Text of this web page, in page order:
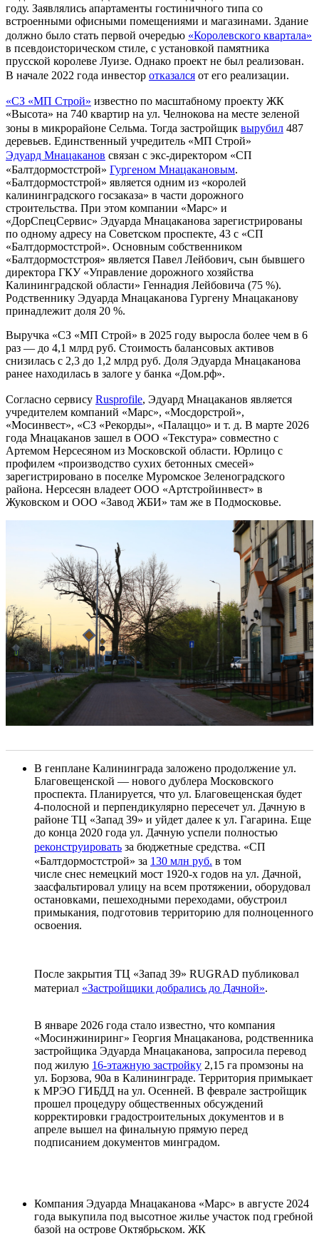
году. Заявлялись апартаменты гостиничного типа со
встроенными офисными помещениями и магазинами. Здание
должно было стать первой очередью «Королевского квартала»
в псевдоисторическом стиле, с установкой памятника
прусской королеве Луизе. Однако проект не был реализован.
В начале 2022 года инвестор отказался от его реализации.
«СЗ «МП Строй» известно по масштабному проекту ЖК
«Высота» на 740 квартир на ул. Челнокова на месте зеленой
зоны в микрорайоне Сельма. Тогда застройщик вырубил 487
деревьев. Единственный учредитель «МП Строй»
Эдуард Мнацаканов связан с экс-директором «СП
«Балтдормостстрой» Гургеном Мнацакановым.
«Балтдормостстрой» является одним из «королей
калининградского госзаказа» в части дорожного
строительства. При этом компании «Марс» и
«ДорСпецСервис» Эдуарда Мнацаканова зарегистрированы
по одному адресу на Советском проспекте, 43 с «СП
«Балтдормостстрой». Основным собственником
«Балтдормостстроя» является Павел Лейбович, сын бывшего
директора ГКУ «Управление дорожного хозяйства
Калининградской области» Геннадия Лейбовича (75 %).
Родственнику Эдуарда Мнацаканова Гургену Мнацаканову
принадлежит доля 20 %.
Выручка «СЗ «МП Строй» в 2025 году выросла более чем в 6
раз — до 4,1 млрд руб. Стоимость балансовых активов
снизилась с 2,3 до 1,2 млрд руб. Доля Эдуарда Мнацаканова
ранее находилась в залоге у банка «Дом.рф».
Согласно сервису Rusprofile, Эдуард Мнацаканов является
учредителем компаний «Марс», «Мосдорстрой»,
«Мосинвест», «СЗ «Рекорды», «Палаццо» и т. д. В марте 2026
года Мнацаканов зашел в ООО «Текстура» совместно с
Артемом Нерсесяном из Московской области. Юрлицо с
профилем «производство сухих бетонных смесей»
зарегистрировано в поселке Муромское Зеленоградского
района. Нерсесян владеет ООО «Артстройинвест» в
Жуковском и ООО «Завод ЖБИ» там же в Подмосковье.
В генплане Калининграда заложено продолжение ул.
Благовещенской — нового дублера Московского
проспекта. Планируется, что ул. Благовещенская будет
4-полосной и перпендикулярно пересечет ул. Дачную в
районе ТЦ «Запад 39» и уйдет далее к ул. Гагарина. Еще
до конца 2020 года ул. Дачную успели полностью
реконструировать за бюджетные средства. «СП
«Балтдормостстрой» за 130 млн руб. в том
числе снес немецкий мост 1920-х годов на ул. Дачной,
заасфальтировал улицу на всем протяжении, оборудовал
остановками, пешеходными переходами, обустроил
примыкания, подготовив территорию для полноценного
освоения.
После закрытия ТЦ «Запад 39» RUGRAD публиковал
материал «Застройщики добрались до Дачной».
В январе 2026 года стало известно, что компания
«Мосинжиниринг» Георгия Мнацаканова, родственника
застройщика Эдуарда Мнацаканова, запросила перевод
под жилую 16-этажную застройку 2,15 га промзоны на
ул. Борзова, 90а в Калининграде. Территория примыкает
к МРЭО ГИБДД на ул. Осенней. В феврале застройщик
прошел процедуру общественных обсуждений
корректировки градостроительных документов и в
апреле вышел на финальную прямую перед
подписанием документов минградом.
Компания Эдуарда Мнацаканова «Марс» в августе 2024
года выкупила под высотное жилье участок под гребной
базой на острове Октябрьском. ЖК